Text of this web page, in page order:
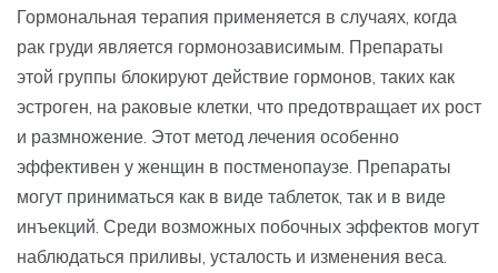
Гормональная терапия применяется в случаях, когда
рак груди является гормонозависимым. Препараты
этой группы блокируют действие гормонов, таких как
эстроген, на раковые клетки, что предотвращает их рост
и размножение. Этот метод лечения особенно
эффективен у женщин в постменопаузе. Препараты
могут приниматься как в виде таблеток, так и в виде
инъекций. Среди возможных побочных эффектов могут
наблюдаться приливы, усталость и изменения веса.